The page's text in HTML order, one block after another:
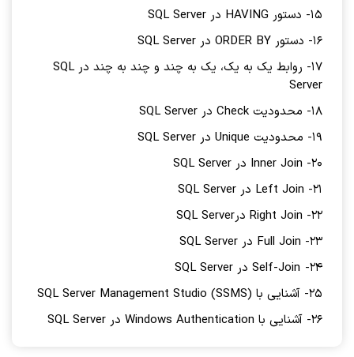
15- دستور HAVING در SQL Server
16- دستور ORDER BY در SQL Server
17- روابط یک به یک، یک به چند و چند به چند در SQL
Server
18- محدودیت Check در SQL Server
19- محدودیت Unique در SQL Server
20- Inner Join در SQL Server
21- Left Join در SQL Server
22- Right Join درSQL Server
23- Full Join در SQL Server
24- Self-Join در SQL Server
25- آشنایی با SQL Server Management Studio (SSMS)
26- آشنایی با Windows Authentication در SQL Server